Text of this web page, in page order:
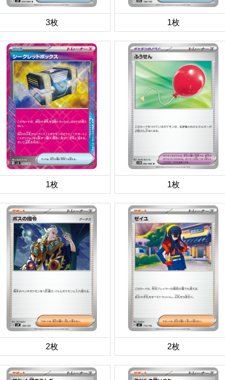
3枚 1枚
1枚 1枚
2枚 2枚